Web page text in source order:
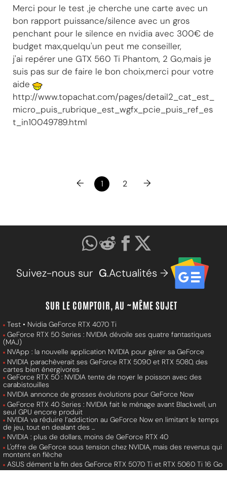
Merci pour le test ,je cherche une carte avec un
bon rapport puissance/silence avec un gros
penchant pour le silence en nvidia avec 300€ de
budget max,quelqu'un peut me conseiller,
j'ai repérer une GTX 560 Ti Phantom, 2 Go,mais je
suis pas sur de faire le bon choix,merci pour votre
aide
http://www.topachat.com/pages/detail2_cat_est_
micro_puis_rubrique_est_wgfx_pcie_puis_ref_es
t_in10049789.html
← 1 2 →
Suivez-nous sur G.Actualités →
SUR LE COMPTOIR, AU ~MÊME SUJET
Test • Nvidia GeForce RTX 4070 Ti
GeForce RTX 50 Series : NVIDIA dévoile ses quatre fantastiques
(MAJ)
NVApp : la nouvelle application NVIDIA pour gérer sa GeForce
NVIDIA parachèverait ses GeForce RTX 5090 et RTX 5080, des
cartes bien énergivores
GeForce RTX 50 : NVIDIA tente de noyer le poisson avec des
carabistouilles
NVIDIA annonce de grosses évolutions pour GeForce Now
GeForce RTX 40 Series : NVIDIA fait le ménage avant Blackwell, un
seul GPU encore produit
NVIDIA va réduire l’addiction au GeForce Now en limitant le temps
de jeu, tout en dealant des ...
NVIDIA : plus de dollars, moins de GeForce RTX 40
L'offre de GeForce sous tension chez NVIDIA, mais des revenus qui
montent en flèche
ASUS dément la fin des GeForce RTX 5070 Ti et RTX 5060 Ti 16 Go